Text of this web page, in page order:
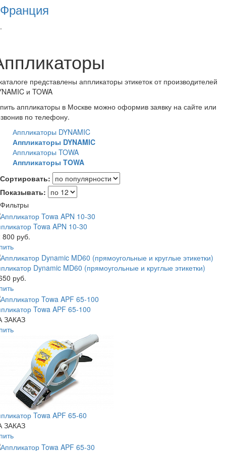
Франция
.
представлены аппликаторы этикеток от производителей
и TOWA
аппликаторы в Москве можно оформив заявку на сайте или
по телефону.
Аппликаторы DYNAMIC
Аппликаторы DYNAMIC
Аппликаторы TOWA
Аппликаторы TOWA
Сортировать:
Показывать:
Фильтры
Towa APN 10-30
800 руб.
Dynamic MD60 (прямоугольные и круглые этикетки)
руб.
Towa APF 65-100
ЗАКАЗ
Towa APF 65-60
ЗАКАЗ